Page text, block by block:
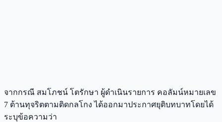
จากกรณี สมโภชน์ โตรักษา ผู้ดำเนินรายการ คอลัมน์หมายเลข
7 ต้านทุจริตตามติดกลโกง ได้ออกมาประกาศยุติบทบาทโดยได้
ระบุข้อความว่า